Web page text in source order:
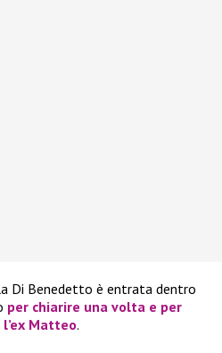
Di Benedetto è entrata dentro
per chiarire una volta e per
Matteo.